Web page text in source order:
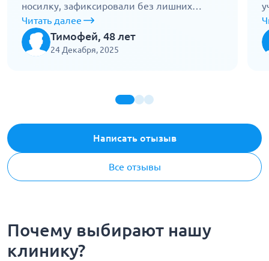
носилку, зафиксировали без лишних
движений. По дороге врач следил за
дыханием и пульсом, говорил спокойно.
Доехали без рывков, аккуратно перенесли
Читать далее
Тимофей, 48 лет
24 Декабря, 2025
Написать отызыв
Все отзывы
Почему выбирают нашу
клинику?